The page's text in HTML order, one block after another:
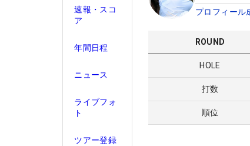
速報・スコ
ア
年間日程
ニュース
ライブフォ
ト
ツアー登録
プロフィール
ROUND
HOLE
打数
順位